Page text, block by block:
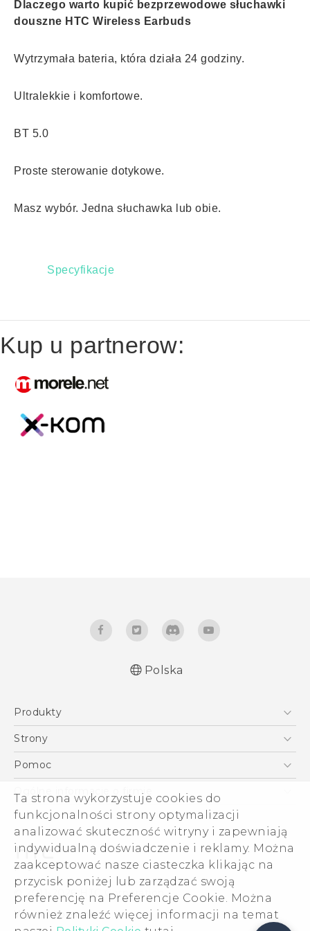
Ta strona wykorzystuje cookies do
funkcjonalności strony optymalizacji
analizować skuteczność witryny i zapewniają
indywidualną doświadczenie i reklamy. Można
zaakceptować nasze ciasteczka klikając na
przycisk poniżej lub zarządzać swoją
preferencję na Preferencje Cookie. Można
również znaleźć więcej informacji na temat
Dlaczego warto kupić bezprzewodowe słuchawki
douszne HTC Wireless Earbuds
Wytrzymała bateria, która działa 24 godziny.
Ultralekkie i komfortowe.
BT 5.0
Proste sterowanie dotykowe.
Masz wybór. Jedna słuchawka lub obie.
Specyfikacje
Kup u partnerow:
Polska
Produkty
Smartfony
VIVE
Akcesoria
Strony
HTC Vive
Pomoc
Pomoc E-commerce
Ogólne informacje o firmie
ESG
Informacje o firmie
Dla inwestorów (angielski)
Cookie Preferences
Kariera
Security and Privacy Whitepaper
© 2011-2026 HTC Corporation
Warunki prawne